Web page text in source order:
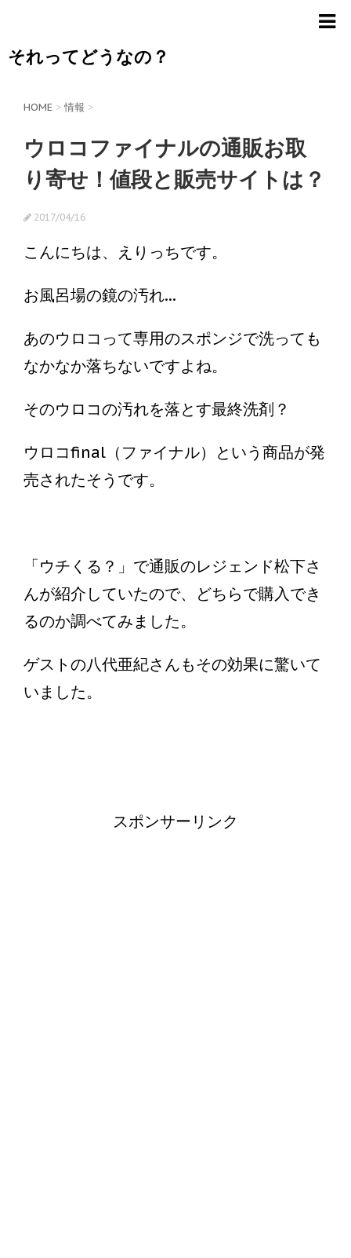
それってどうなの？
HOME > 情報 >
ウロコファイナルの通販お取
り寄せ！値段と販売サイトは？
2017/04/16
こんにちは、えりっちです。
お風呂場の鏡の汚れ...
あのウロコって専用のスポンジで洗っても
なかなか落ちないですよね。
そのウロコの汚れを落とす最終洗剤？
ウロコfinal（ファイナル）という商品が発
売されたそうです。
「ウチくる？」で通販のレジェンド松下さ
んが紹介していたので、どちらで購入でき
るのか調べてみました。
ゲストの八代亜紀さんもその効果に驚いて
いました。
スポンサーリンク